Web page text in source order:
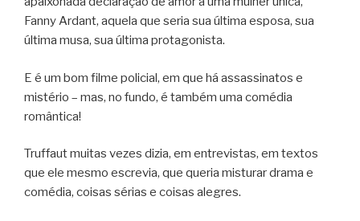
Fanny Ardant, aquela que seria sua última esposa, sua
última musa, sua última protagonista.
E é um bom filme policial, em que há assassinatos e
mistério – mas, no fundo, é também uma comédia
romântica!
Truffaut muitas vezes dizia, em entrevistas, em textos
que ele mesmo escrevia, que queria misturar drama e
comédia, coisas sérias e coisas alegres.